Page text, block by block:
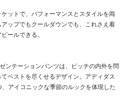
ットで、パフォーマンスとスタイルを両
ップでもクールダウンでも、これさえ着
ールできる。
ンテーションパンツは、ピッチの内外を問
ベストを尽くせるデザイン。アディダス
アイコニックな季節のルックを体現した